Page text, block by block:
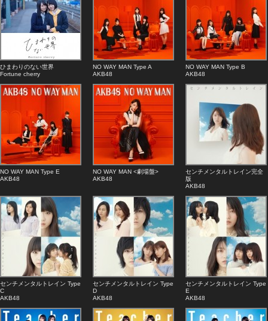
ひまわりのない世界
Fortune cherry
NO WAY MAN Type A
AKB48
NO WAY MAN Type B
AKB48
NO WAY MAN Type E
AKB48
NO WAY MAN <劇場盤>
AKB48
センチメンタルトレイン完全
版
AKB48
センチメンタルトレイン Type
C
AKB48
センチメンタルトレイン Type
D
AKB48
センチメンタルトレイン Type
E
AKB48